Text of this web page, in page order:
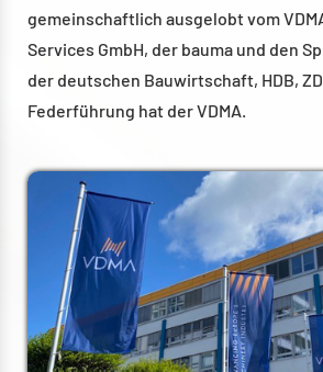
gemeinschaftlich ausgelobt vom
Services GmbH, der bauma und den
der deutschen Bauwirtschaft, HDB,
Federführung hat der VDMA.